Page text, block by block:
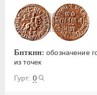
Биткин: обозначение
из точек
0